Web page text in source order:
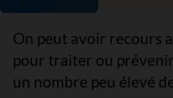
On peut avoir recours
pour traiter ou
un nombre peu élevé